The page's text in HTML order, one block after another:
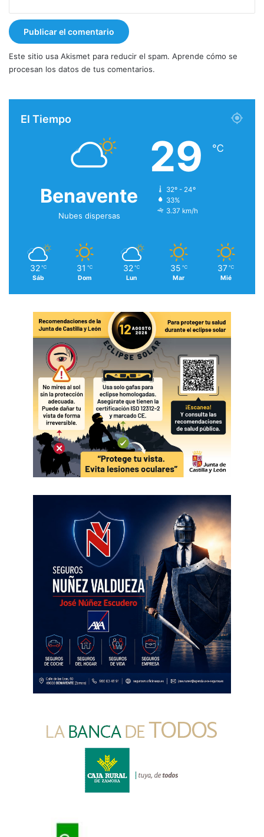
Este sitio usa Akismet para reducir el spam. Aprende cómo se
procesan los datos de tus comentarios.
El Tiempo
Benavente
Nubes dispersas
29 ℃
32º - 24º
33%
3.37 km/h
32 ℃
Sáb
31 ℃
Dom
32 ℃
Lun
35 ℃
Mar
37 ℃
Mié